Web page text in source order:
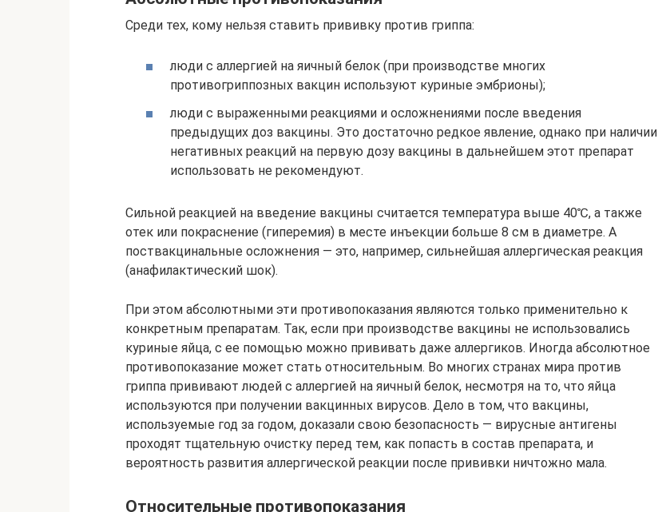
Среди тех, кому нельзя ставить прививку против гриппа:
люди с аллергией на яичный белок (при производстве многих
противогриппозных вакцин используют куриные эмбрионы);
люди с выраженными реакциями и осложнениями после введения
предыдущих доз вакцины. Это достаточно редкое явление, однако при наличии
негативных реакций на первую дозу вакцины в дальнейшем этот препарат
использовать не рекомендуют.
Сильной реакцией на введение вакцины считается температура выше 40℃, а также
отек или покраснение (гиперемия) в месте инъекции больше 8 см в диаметре. А
поствакцинальные осложнения — это, например, сильнейшая аллергическая реакция
(анафилактический шок).
При этом абсолютными эти противопоказания являются только применительно к
конкретным препаратам. Так, если при производстве вакцины не использовались
куриные яйца, с ее помощью можно прививать даже аллергиков. Иногда абсолютное
противопоказание может стать относительным. Во многих странах мира против
гриппа прививают людей с аллергией на яичный белок, несмотря на то, что яйца
используются при получении вакцинных вирусов. Дело в том, что вакцины,
используемые год за годом, доказали свою безопасность — вирусные антигены
проходят тщательную очистку перед тем, как попасть в состав препарата, и
вероятность развития аллергической реакции после прививки ничтожно мала.
Относительные противопоказания